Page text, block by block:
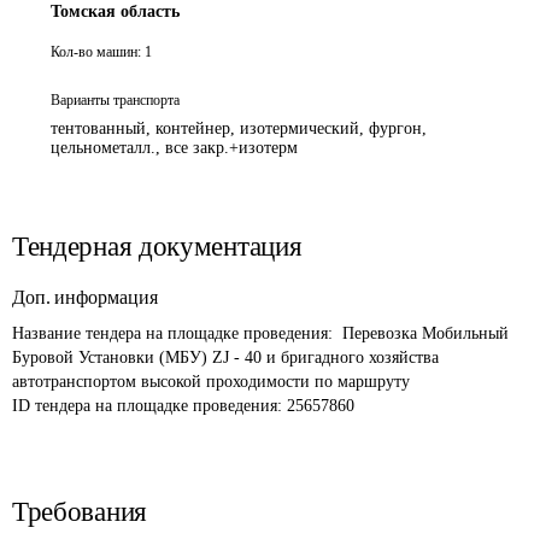
Томская область
Кол-во машин: 1
Варианты транспорта
тентованный, контейнер, изотермический, фургон,
цельнометалл., все закр.+изотерм
Тендерная документация
Доп. информация
Название тендера на площадке проведения: Перевозка Мобильный
Буровой Установки (МБУ) ZJ - 40 и бригадного хозяйства
автотранспортом высокой проходимости по маршруту
ID тендера на площадке проведения: 25657860
Требования